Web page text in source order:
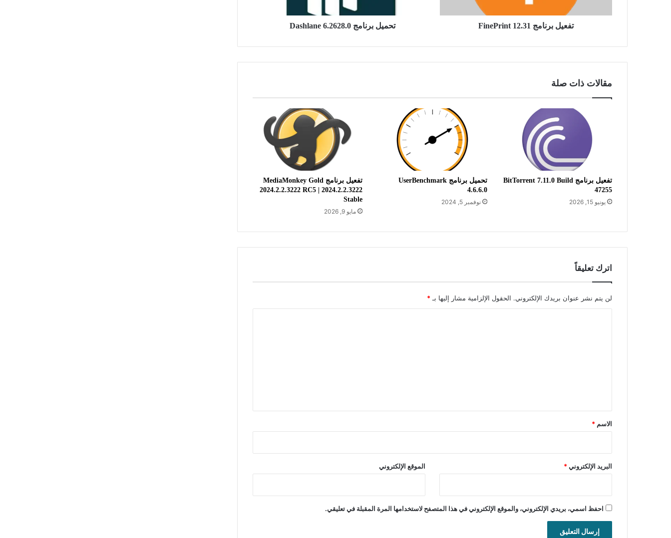
تفعيل برنامج FinePrint 12.31 تحميل برنامج Dashlane 6.2628.0
مقالات ذات صلة
تفعيل برنامج BitTorrent 7.11.0 Build
47255
يونيو 15, 2026
تحميل برنامج UserBenchmark
4.6.6.0
نوفمبر 5, 2024
تفعيل برنامج MediaMonkey Gold
2024.2.2.3222 RC5 | 2024.2.2.3222
Stable
مايو 9, 2026
اترك تعليقاً
لن يتم نشر عنوان بريدك الإلكتروني. الحقول الإلزامية مشار إليها بـ *
*
الاسم *
البريد الإلكتروني* الموقع الإلكتروني
احفظ اسمي، بريدي الإلكتروني، والموقع الإلكتروني في هذا المتصفح لاستخدامها المرة المقبلة في تعليقي.